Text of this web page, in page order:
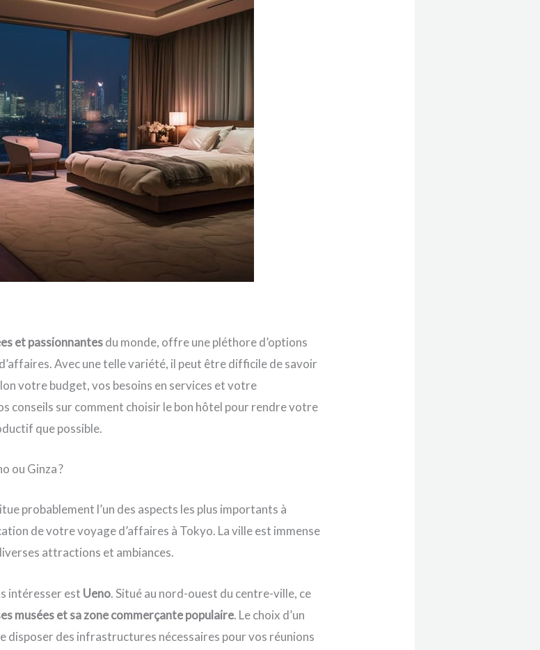
et passionnantesdu monde, offre une pléthore d’options
Avec une telle variété, il peut être difficile de savoir
votre budget, vos besoins en services et votre
conseils sur comment choisir le bon hôtel pour rendre votre
que possible.
ou Ginza ?
probablement l’un des aspects les plus importants à
de votre voyage d’affaires à Tokyo. La ville est immense
attractions et ambiances.
intéresser est Ueno. Situé au nord-ouest du centre-ville, ce
musées et sa zone commerçante populaire. Le choix d’un
disposer des infrastructures nécessaires pour vos réunions